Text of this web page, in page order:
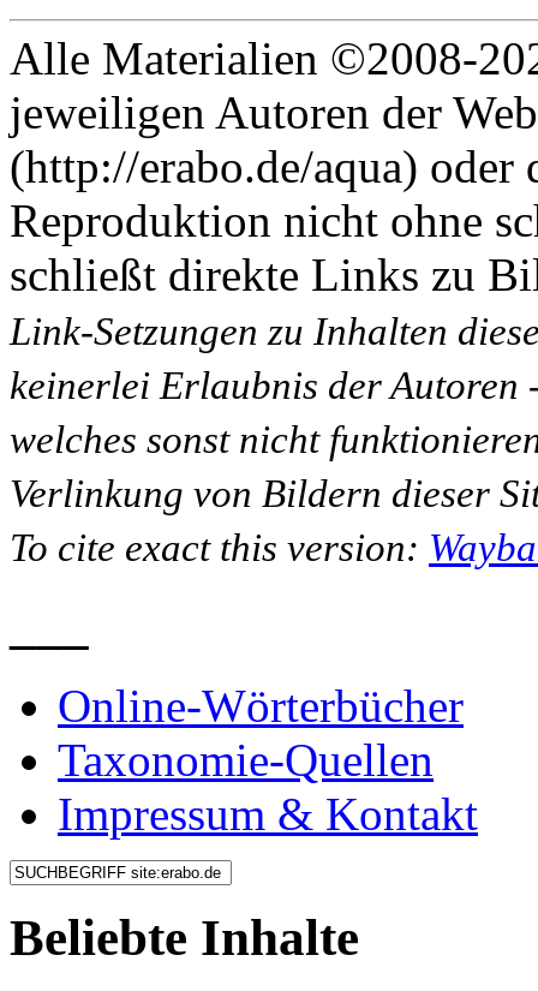
Alle Materialien ©2008-
jeweiligen Autoren der
(http://erabo.de/aqua) oder
Reproduktion nicht ohne
schließt direkte Links zu
Link-Setzungen zu Inhalten
keinerlei Erlaubnis der Autoren
welches sonst nicht
Verlinkung von Bildern dieser
To cite exact this version:
Online-Wörterbücher
Taxonomie-Quellen
Impressum & Kontakt
Beliebte Inhalte